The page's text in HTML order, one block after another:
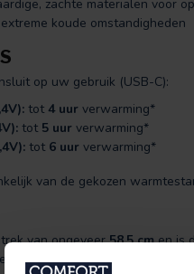
zachte materialen voor
koude omstandigheden
op uw gebruik (USB-C):
tot 4 uur verwarming*
tot 5 uur verwarming*
tot 6 uur verwarming*
van de gekozen
van ongeveer58,5 cmen is
pasvorm zorgt ervoor dat de